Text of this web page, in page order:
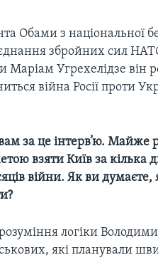
з національної
збройних сил
Маріам Угрехелідзе він
війна Росії проти
за це інтерв’ю. Майже
взяти Київ за кілька
війни. Як ви думаєте,
логіки
які планували